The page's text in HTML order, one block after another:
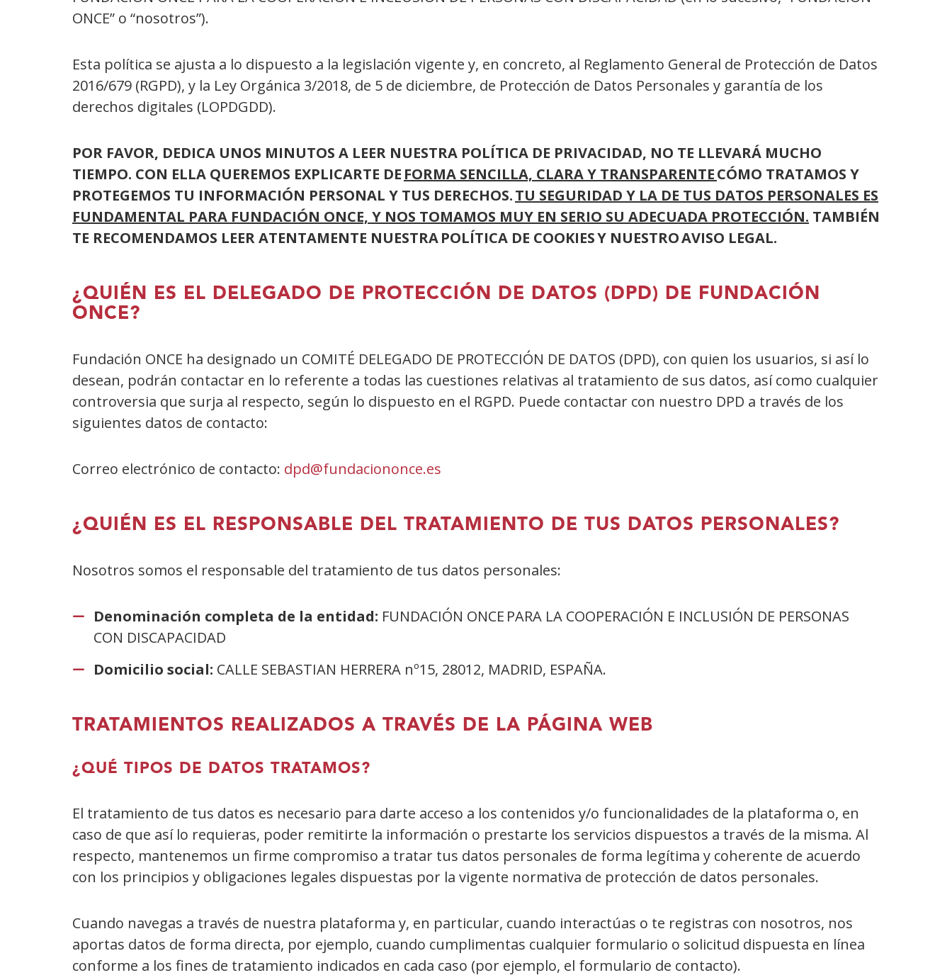
ONCE” o “nosotros”).
Esta política se ajusta a lo dispuesto a la legislación vigente y, en concreto, al Reglamento General de Protección de Datos
2016/679 (RGPD), y la Ley Orgánica 3/2018, de 5 de diciembre, de Protección de Datos Personales y garantía de los
derechos digitales (LOPDGDD).
POR FAVOR, DEDICA UNOS MINUTOS A LEER NUESTRA POLÍTICA DE PRIVACIDAD, NO TE LLEVARÁ MUCHO
TIEMPO. CON ELLA QUEREMOS EXPLICARTE DE FORMA SENCILLA, CLARA Y TRANSPARENTECÓMO TRATAMOS Y
PROTEGEMOS TU INFORMACIÓN PERSONAL Y TUS DERECHOS.TU SEGURIDAD Y LA DE TUS DATOS PERSONALES ES
FUNDAMENTAL PARA FUNDACIÓN ONCE, Y NOS TOMAMOS MUY EN SERIO SU ADECUADA PROTECCIÓN. TAMBIÉN
TE RECOMENDAMOS LEER ATENTAMENTE NUESTRA POLÍTICA DE COOKIES Y NUESTRO AVISO LEGAL.
¿QUIÉN ES EL DELEGADO DE PROTECCIÓN DE DATOS (DPD) DE FUNDACIÓN
ONCE?
Fundación ONCE ha designado un COMITÉ DELEGADO DE PROTECCIÓN DE DATOS (DPD), con quien los usuarios, si así lo
desean, podrán contactar en lo referente a todas las cuestiones relativas al tratamiento de sus datos, así como cualquier
controversia que surja al respecto, según lo dispuesto en el RGPD. Puede contactar con nuestro DPD a través de los
siguientes datos de contacto:
Correo electrónico de contacto: dpd@fundaciononce.es
¿QUIÉN ES EL RESPONSABLE DEL TRATAMIENTO DE TUS DATOS PERSONALES?
Nosotros somos el responsable del tratamiento de tus datos personales:
Denominación completa de la entidad: FUNDACIÓN ONCE PARA LA COOPERACIÓN E INCLUSIÓN DE PERSONAS
CON DISCAPACIDAD
Domicilio social: CALLE SEBASTIAN HERRERA nº15, 28012, MADRID, ESPAÑA.
TRATAMIENTOS REALIZADOS A TRAVÉS DE LA PÁGINA WEB
¿QUÉ TIPOS DE DATOS TRATAMOS?
El tratamiento de tus datos es necesario para darte acceso a los contenidos y/o funcionalidades de la plataforma o, en
caso de que así lo requieras, poder remitirte la información o prestarte los servicios dispuestos a través de la misma. Al
respecto, mantenemos un firme compromiso a tratar tus datos personales de forma legítima y coherente de acuerdo
con los principios y obligaciones legales dispuestas por la vigente normativa de protección de datos personales.
Cuando navegas a través de nuestra plataforma y, en particular, cuando interactúas o te registras con nosotros, nos
aportas datos de forma directa, por ejemplo, cuando cumplimentas cualquier formulario o solicitud dispuesta en línea
conforme a los fines de tratamiento indicados en cada caso (por ejemplo, el formulario de contacto).